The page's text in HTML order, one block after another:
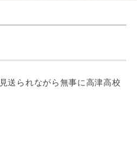
送られながら無事に高津高校